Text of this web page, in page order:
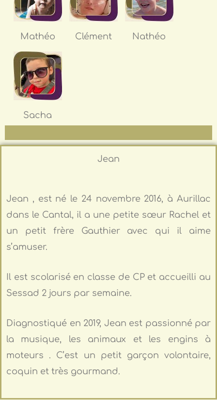
Mathéo Clément Nathéo
Sacha
Jean
Jean , est né le 24 novembre 2016, à Aurillac
dans le Cantal, il a une petite sœur Rachel et
un petit frère Gauthier avec qui il aime
s’amuser.
Il est scolarisé en classe de CP et accueilli au
Sessad 2 jours par semaine.
Diagnostiqué en 2019, Jean est passionné par
la musique, les animaux et les engins à
moteurs . C’est un petit garçon volontaire,
coquin et très gourmand.